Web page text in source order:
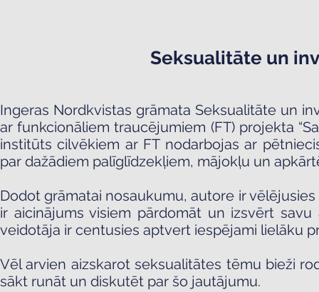
Seksualitāte un
Ingeras Nordkvistas grāmata Seksualitāte un
ar funkcionāliem traucējumiem (FT) projekta
institūts cilvēkiem ar FT nodarbojas ar
par dažādiem palīglīdzekļiem, mājokļu un
Dodot grāmatai nosaukumu, autore ir
ir aicinājums visiem pārdomāt un izsvērt
veidotāja ir centusies aptvert iespējami lielāku
Vēl arvien aizskarot seksualitātes tēmu bieži
sākt runāt un diskutēt par šo jautājumu.